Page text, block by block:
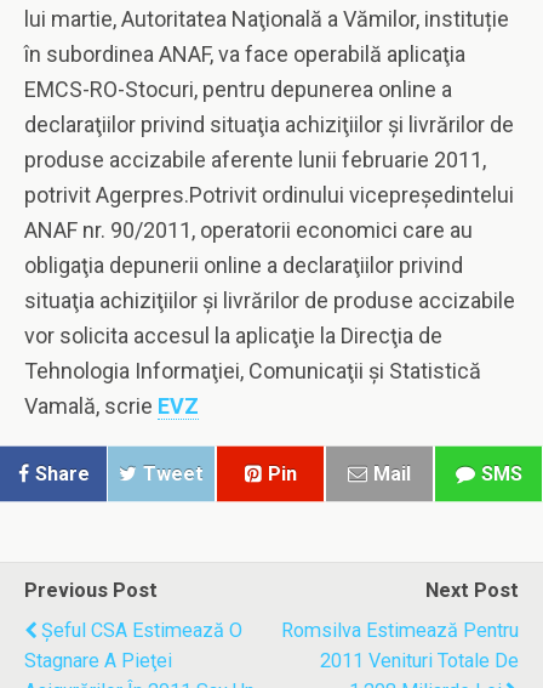
lui martie, Autoritatea Naţională a Vămilor, instituție
în subordinea ANAF, va face operabilă aplicaţia
EMCS-RO-Stocuri, pentru depunerea online a
declaraţiilor privind situaţia achiziţiilor şi livrărilor de
produse accizabile aferente lunii februarie 2011,
potrivit Agerpres.Potrivit ordinului vicepreşedintelui
ANAF nr. 90/2011, operatorii economici care au
obligaţia depunerii online a declaraţiilor privind
situaţia achiziţiilor şi livrărilor de produse accizabile
vor solicita accesul la aplicaţie la Direcţia de
Tehnologia Informaţiei, Comunicaţii şi Statistică
Vamală, scrie EVZ
Share Tweet Pin Mail SMS
Previous Post
Şeful CSA Estimează O
Stagnare A Pieţei
Next Post
Romsilva Estimează Pentru
2011 Venituri Totale De